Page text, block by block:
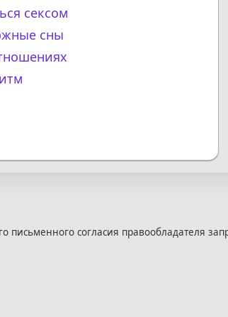
сексом
сны
письменного согласия правообладателя